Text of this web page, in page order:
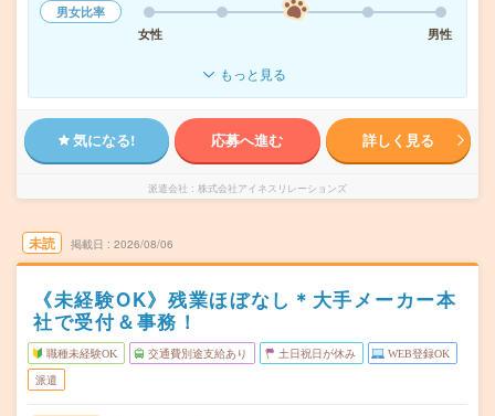
男女比率
女性
男性
もっと見る
気になる! 応募へ進む 詳しく見る
派遣会社 株式会社アイネスリレーションズ
未読 掲載日 2026/08/06
《未経験OK》残業ほぼなし＊大手メーカー本
社で受付＆事務！
職種未経験OK 交通費別途支給あり 土日祝日が休み WEB登録OK
派遣